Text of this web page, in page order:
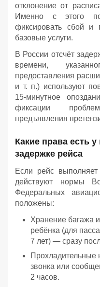
отклонение от
Именно с этого
фиксировать сбой и
базовые услуги.
В России отсчёт
времени,
предоставления
и т. п.) используют
15‑минутное
фиксации
предъявления
Какие права есть
задержке рейса
Если рейс выполняет
действуют нормы
Федеральных
положены:
Хранение багажа
ребёнка (для
7 лет) — сразу
Прохладительные
звонка или
2 часов.